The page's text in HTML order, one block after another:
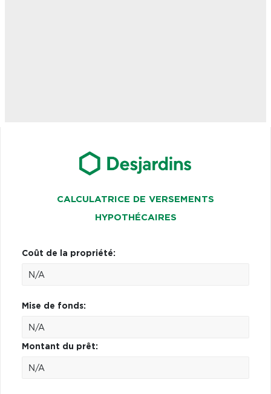
CALCULATRICE DE VERSEMENTS
HYPOTHÉCAIRES
Coût de la propriété:
Mise de fonds:
Montant du prêt: